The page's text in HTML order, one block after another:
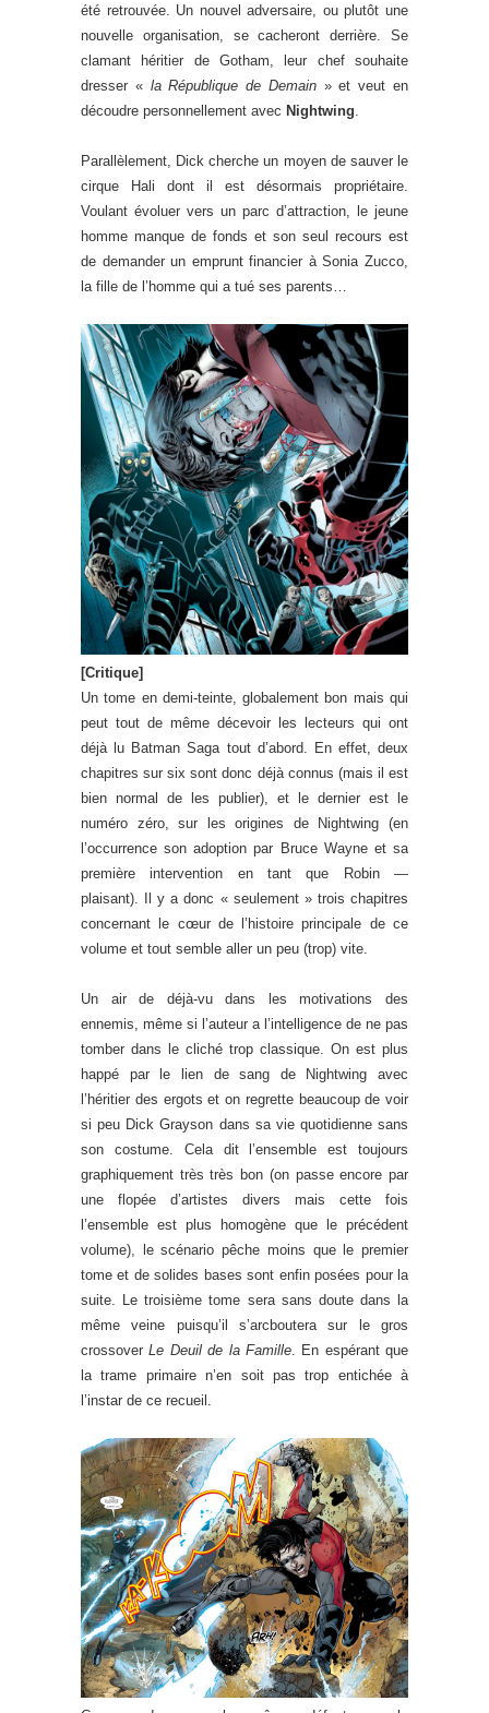
été retrouvée. Un nouvel adversaire, ou plutôt une
nouvelle organisation, se cacheront derrière. Se
clamant héritier de Gotham, leur chef souhaite
dresser « la République de Demain» et veut en
découdre personnellement avec Nightwing
Parallèlement, Dick cherche un moyen de sauver le
cirque Hali dont il est désormais propriétaire.
Voulant évoluer vers un parc d’attraction, le jeune
homme manque de fonds et son seul recours est
de demander un emprunt financier à Sonia Zucco,
la fille de l’homme qui a tué ses parents…
[Critique]
Un tome en demi-teinte, globalement bon mais qui
peut tout de même décevoir les lecteurs qui ont
déjà lu Batman Saga tout d’abord. En effet, deux
chapitres sur six sont donc déjà connus (mais il est
bien normal de les publier), et le dernier est le
numéro zéro, sur les origines de Nightwing (en
l’occurrence son adoption par Bruce Wayne et sa
première intervention en tant que Robin —
plaisant). Il y a donc « seulement » trois chapitres
concernant le cœur de l’histoire principale de ce
volume et tout semble aller un peu (trop) vite.
Un air de déjà-vu dans les motivations des
ennemis, même si l’auteur a l’intelligence de ne pas
tomber dans le cliché trop classique. On est plus
happé par le lien de sang de Nightwing avec
l’héritier des ergots et on regrette beaucoup de voir
si peu Dick Grayson dans sa vie quotidienne sans
son costume. Cela dit l’ensemble est toujours
graphiquement très très bon (on passe encore par
une flopée d’artistes divers mais cette fois
l’ensemble est plus homogène que le précédent
volume), le scénario pêche moins que le premier
tome et de solides bases sont enfin posées pour la
suite. Le troisième tome sera sans doute dans la
même veine puisqu’il s’arcboutera sur le gros
crossoverLe Deuil de la Famille. En espérant que
la trame primaire n’en soit pas trop entichée à
l’instar de ce recueil.